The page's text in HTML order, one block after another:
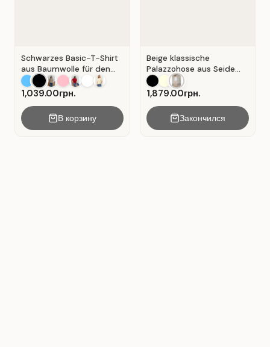
Schwarzes Basic-T-Shirt
aus Baumwolle für den
Alltag . Schwarz.
1,039.00грн.
В корзину
Beige klassische
Palazzohose aus Seide
mit Falten . Beige .
1,879.00грн.
Закончился